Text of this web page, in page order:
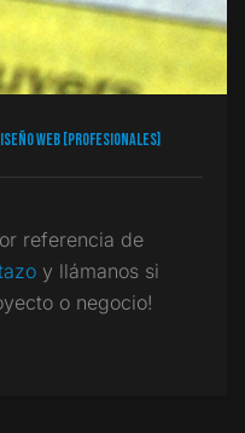
Web [Profesionales]
referencia de
y llámanos si
o negocio!